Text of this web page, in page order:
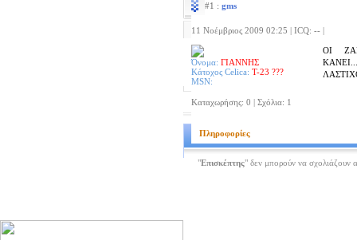
#1 : gms
11 Νοέμβριος 2009 02:25 | ICQ: -- |
Όνομα: ΓΙΑΝΝΗΣ
Κάτοχος Celica: T-23 ???
MSN:
ΟΙ
Καταχωρήσης: 0 | Σχόλια: 1
Πληροφορίες
"Επισκέπτης" δεν μπορούν να σχολιάζουν